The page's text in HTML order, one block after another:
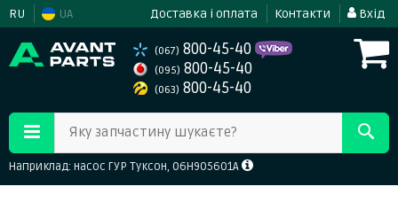
RU UA Доставка і оплата Контакти Вхід
(067) 800-45-40
(095) 800-45-40
(063) 800-45-40
Яку запчастину шукаєте?
Наприклад: насос ГУР Туксон, 06H905601A